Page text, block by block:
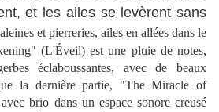
et les ailes se levèrent sans
et pierreries, ailes en allées dans le
(L'Éveil) est une pluie de notes,
éclaboussantes, avec de beaux
la dernière partie, "The Miracle of
brio dans un espace sonore creusé